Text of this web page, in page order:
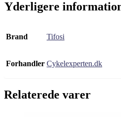
Yderligere
Brand Tifosi
Forhandler Cykelexperten.dk
Relaterede varer